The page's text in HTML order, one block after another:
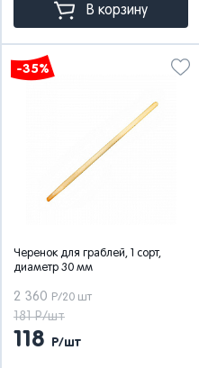
В корзину
-35%
Черенок для граблей, 1 сорт,
диаметр 30 мм
2 360 Р/20 шт
181 Р/шт
118 Р/шт